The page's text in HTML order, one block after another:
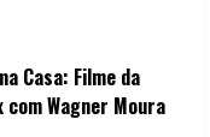
Casa: Filme da
Wagner Moura